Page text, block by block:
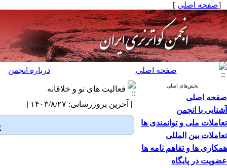
[صفحه اصلی ]
صفحه اصلي درباره انجمن
بخش‌های اصلی
صفحه اصلی
آشنایی با انجمن
تعاملات ملی و توانمندی ها
تعاملات بین المللی
همکاری ها و تفاهم نامه ها
عضویت در پایگاه
فعالیت های نو و خلاقانه
| آخرین بروزرسانی: ۱۴۰۳/۸/۲۷ |